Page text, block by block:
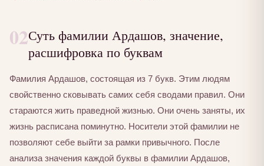
02Суть фамилии Ардашов, значение,
расшифровка по буквам
Фамилия Ардашов, состоящая из 7 букв. Этим людям
свойственно сковывать самих себя сводами правил. Они
стараются жить праведной жизнью. Они очень заняты, их
жизнь расписана поминутно. Носители этой фамилии не
позволяют себе выйти за рамки привычного. После
анализа значения каждой буквы в фамилии Ардашов,